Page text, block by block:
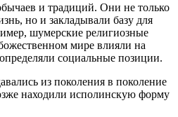
и традиций. Они не только
но и закладывали базу для
шумерские религиозные
мире влияли на
социальные позиции.
из поколения в поколение
находили исполинскую форму